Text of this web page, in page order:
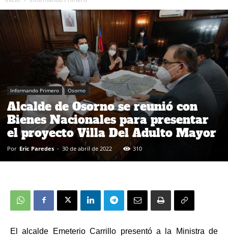
Informando Primero Osorno
Alcalde de Osorno se reunió con
Bienes Nacionales para presentar
el proyecto Villa Del Adulto Mayor
Por Eric Paredes - 30 de abril de 2022 310
El alcalde Emeterio Carrillo presentó a la Ministra de